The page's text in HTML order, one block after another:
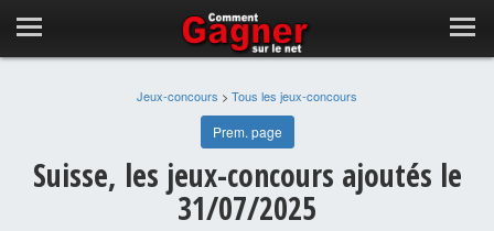
Jeux-concours > Tous les jeux-concours
Prem. page
Suisse, les jeux-concours ajoutés le
31/07/2025